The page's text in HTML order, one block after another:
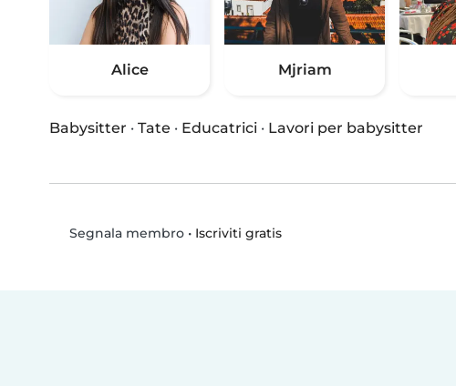
Alice Mjriam
Babysitter · Tate · Educatrici · Lavori per babysitter
Segnala membro• Iscriviti gratis